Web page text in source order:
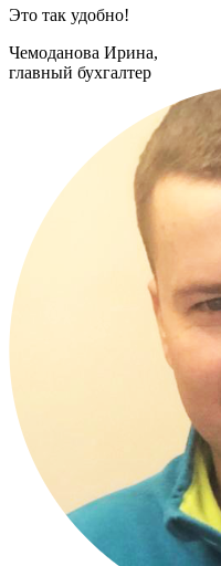
Это так удобно!
Чемоданова Ирина,
главный бухгалтер